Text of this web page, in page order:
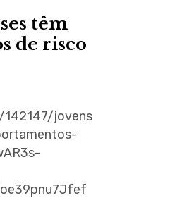
têm
de risco
jovens